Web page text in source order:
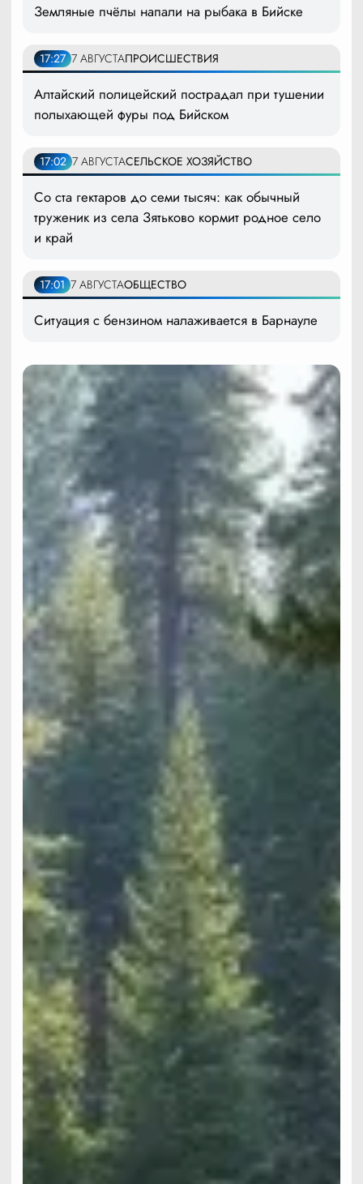
Земляные пчёлы напали на рыбака в Бийске
17:27 7 АВГУСТАПРОИСШЕСТВИЯ
Алтайский полицейский пострадал при тушении
полыхающей фуры под Бийском
17:02 7 АВГУСТАСЕЛЬСКОЕ ХОЗЯЙСТВО
Со ста гектаров до семи тысяч: как обычный
труженик из села Зятьково кормит родное село
и край
17:01 7 АВГУСТАОБЩЕСТВО
Ситуация с бензином налаживается в Барнауле